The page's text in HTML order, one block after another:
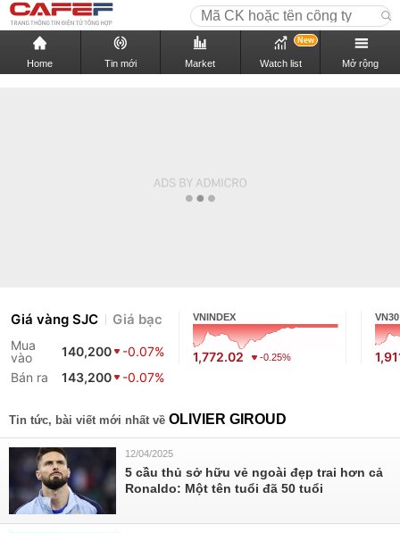
Home Tin mới Market Watch list
New
Mở rộng
Giá vàng SJC Giá bạc
Mua
vào
140,200
-0.07%
Bán ra
143,200 -0.07%
VNINDEX
1,772.02 -0.25%
VN30
Tin tức, bài viết mới nhất về OLIVIER GIROUD
12/04/2025
5 cầu thủ sở hữu vẻ ngoài đẹp trai hơn cả
Ronaldo: Một tên tuổi đã 50 tuổi